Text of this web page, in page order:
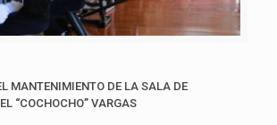
MANTENIMIENTO DE LA SALA DE
“COCHOCHO” VARGAS